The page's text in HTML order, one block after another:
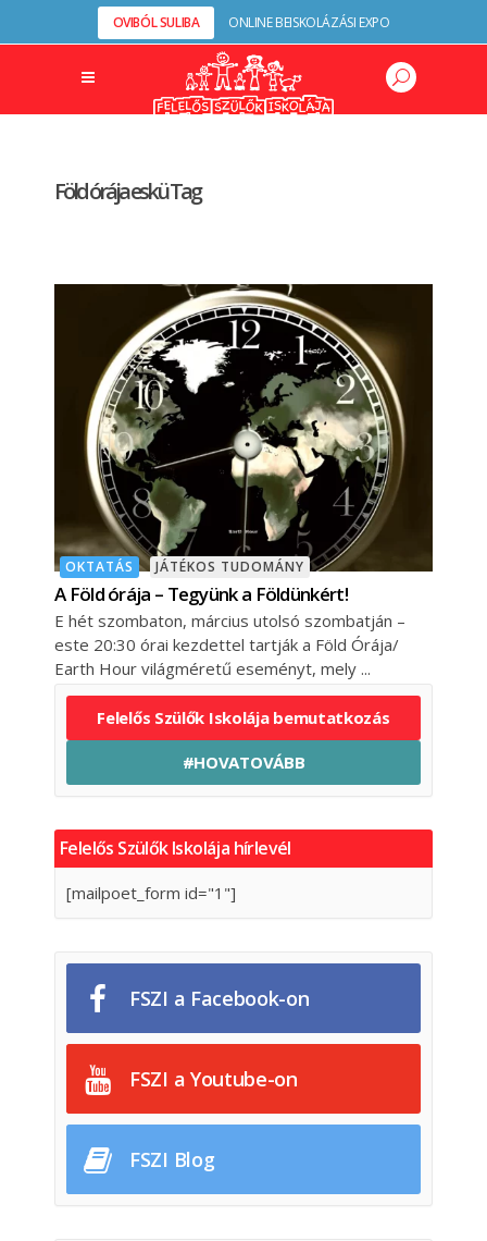
OVIBÓL SULIBA ONLINE BEISKOLÁZÁSI EXPO
Föld órája eskü Tag
OKTATÁS JÁTÉKOS TUDOMÁNY
A Föld órája – Tegyünk a Földünkért!
E hét szombaton, március utolsó szombatján –
este 20:30 órai kezdettel tartják a Föld Órája/
Earth Hour világméretű eseményt, mely
Felelős Szülők Iskolája bemutatkozás
#HOVATOVÁBB
Felelős Szülők Iskolája hírlevél
[mailpoet_form id="1"]
FSZI a Facebook-on
FSZI a Youtube-on
FSZI Blog